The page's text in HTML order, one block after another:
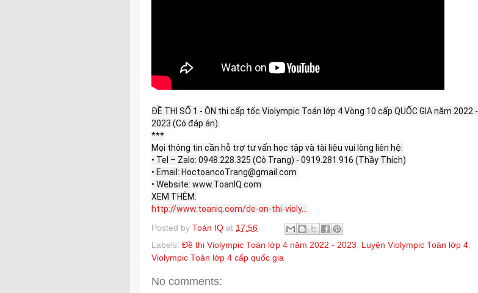
ĐỀ THI SỐ 1 - ÔN thi cấp tốc Violympic Toán lớp 4 Vòng 10 cấp QUỐC GIA năm 2022 -
2023 (Có đáp án).
***
Mọi thông tin cần hỗ trợ tư vấn học tập và tài liệu vui lòng liên hệ:
• Tel – Zalo: 0948.228.325 (Cô Trang) - 0919.281.916 (Thầy Thích)
• Email: HoctoancoTrang@gmail.com
• Website: www.ToanIQ.com
http://www.toaniq.com/de-on-thi-violy...
Posted by Toán IQ at 17:56
Labels: Đề thi Violympic Toán lớp 4 năm 2022 - 2023, Luyện Violympic Toán lớp 4,
Violympic Toán lớp 4 cấp quốc gia
No comments: